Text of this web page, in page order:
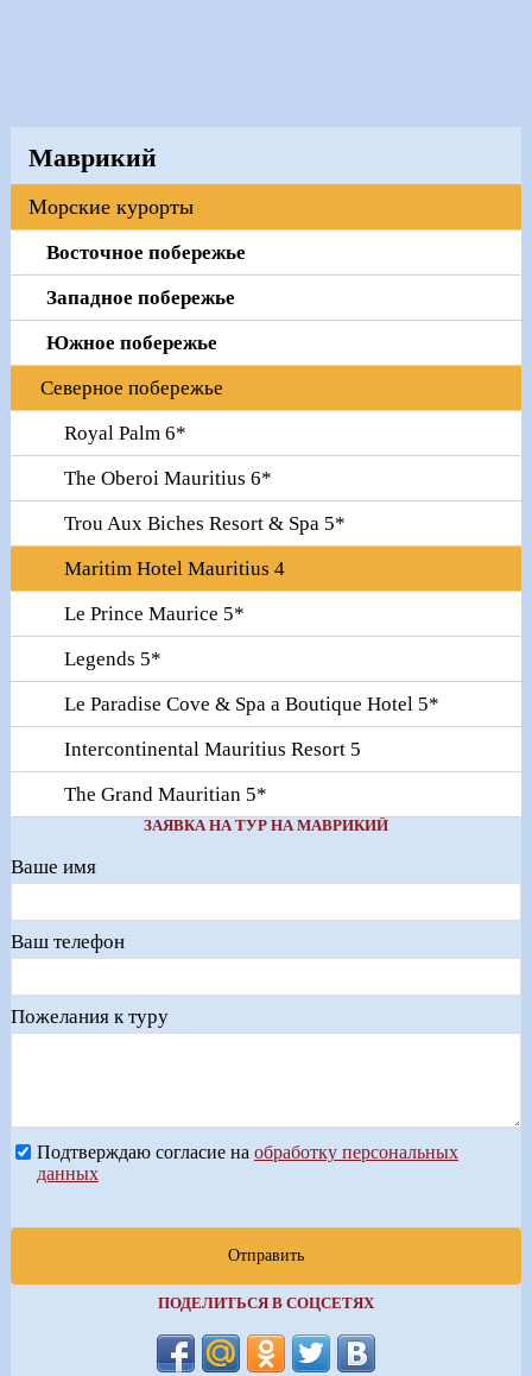
Маврикий
Морские курорты
Восточное побережье
Западное побережье
Южное побережье
Северное побережье
Royal Palm 6*
The Oberoi Mauritius 6*
Trou Aux Biches Resort & Spa 5*
Maritim Hotel Mauritius 4
Le Prince Maurice 5*
Legends 5*
Le Paradise Cove & Spa a Boutique Hotel 5*
Intercontinental Mauritius Resort 5
The Grand Mauritian 5*
ЗАЯВКА НА ТУР НА МАВРИКИЙ
Ваше имя
Ваш телефон
Пожелания к туру
Подтверждаю согласие на обработку персональных
данных
Отправить
ПОДЕЛИТЬСЯ В СОЦСЕТЯХ